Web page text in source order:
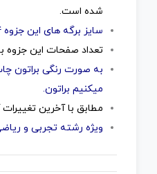
شده است.
سایز برگه های این جزوه A4 است.
تعداد صفحات این جزوه باحال: 47
به صورت رنگی براتون
میکنیم براتون.
مطابق با آخرین
ویژه رشته تجربی و